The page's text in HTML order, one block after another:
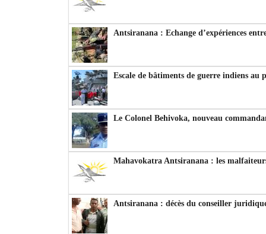
Antsiranana : Echange d’expériences
Escale de bâtiments de guerre indiens au
Le Colonel Behivoka, nouveau
Mahavokatra Antsiranana : les
Antsiranana : décès du conseiller